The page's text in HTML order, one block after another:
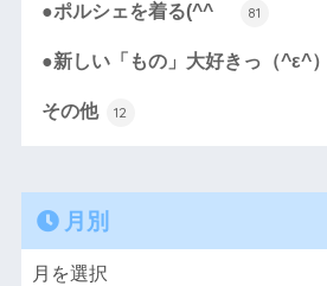
●ポルシェを着る(^^ゞ 81
●新しい「もの」大好きっ（^ε^）
その他 12
月別